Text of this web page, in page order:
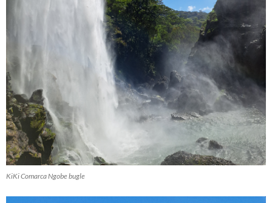
KiKi Comarca Ngobe bugle